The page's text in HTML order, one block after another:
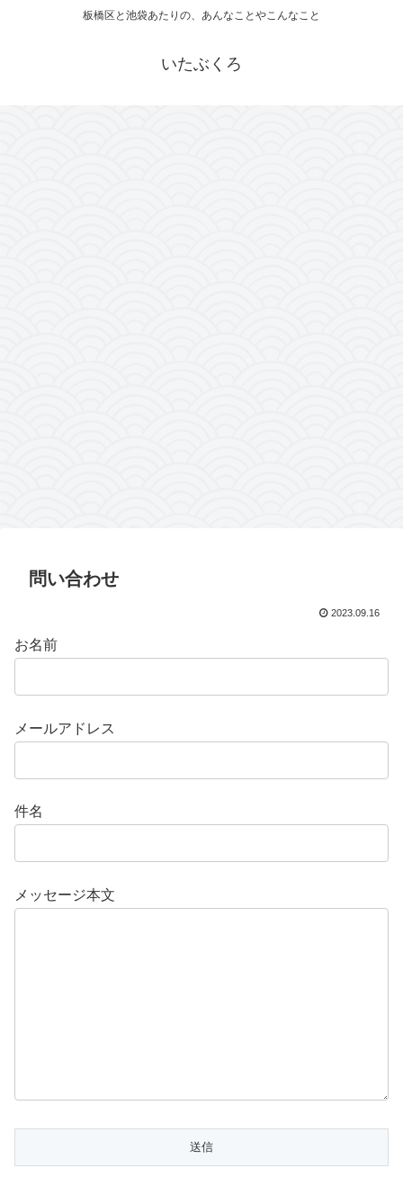
板橋区と池袋あたりの、あんなことやこんなこと
いたぶくろ
問い合わせ
2023.09.16
お名前
メールアドレス
件名
メッセージ本文